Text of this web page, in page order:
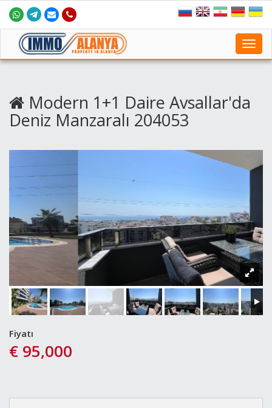
Modern 1+1 Daire Avsallar'da
Deniz Manzaralı 204053
Fiyatı
€ 95,000